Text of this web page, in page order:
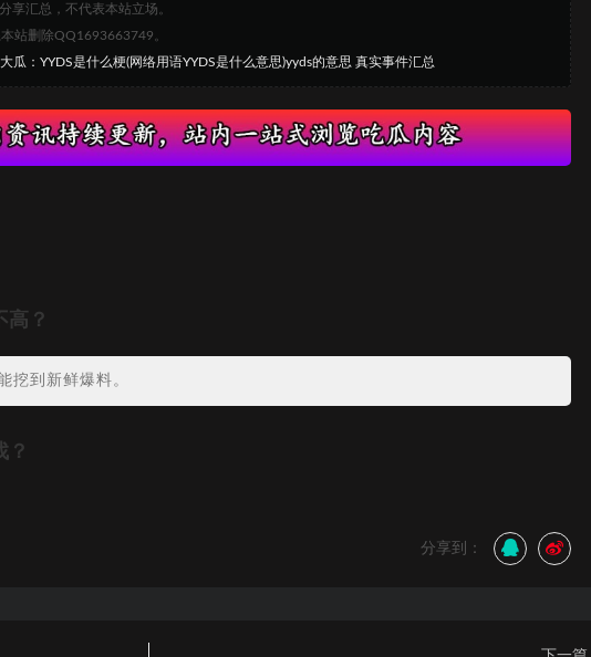
享汇总，不代表本站立场。
站删除QQ1693663749。
瓜：YYDS是什么梗(网络用语YYDS是什么意思)yyds的意思 真实事件汇总
高？
挖到新鲜爆料。
？
分享到：